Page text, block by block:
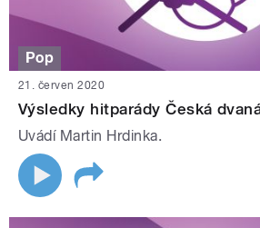
Pop
21. červen 2020
Výsledky hitparády Česká
Uvádí Martin Hrdinka.